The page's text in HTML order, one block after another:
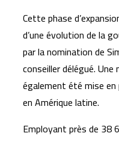
Cette phase
d’une évolution de la
par la nomination de
conseiller délégué.
également été mise
en Amérique latine.
Employant près de 38